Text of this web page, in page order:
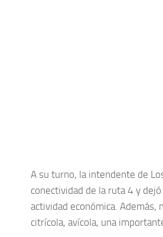
A su turno, la intendente de
conectividad de la ruta 4 y
actividad económica. Además,
citrícola, avícola, una